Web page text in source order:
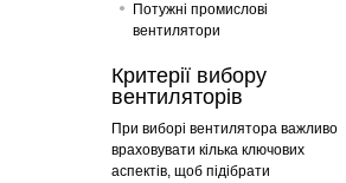
Потужні промислові
вентилятори
Критерії вибору
вентиляторів
При виборі вентилятора важливо
враховувати кілька ключових
аспектів, щоб підібрати